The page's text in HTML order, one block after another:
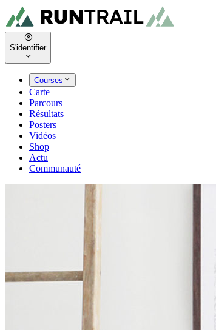
S'identifier
Courses
Carte
Parcours
Résultats
Posters
Vidéos
Shop
Actu
Communauté